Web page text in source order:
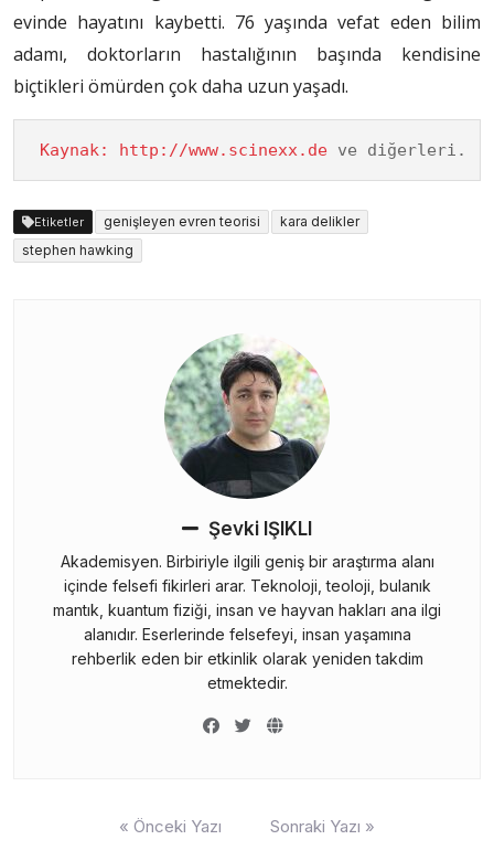
evinde hayatını kaybetti. 76 yaşında vefat eden bilim
adamı, doktorların hastalığının başında kendisine
biçtikleri ömürden çok daha uzun yaşadı.
Kaynak: http://www.scinexx.de ve diğerleri.
Etiketler genişleyen evren teorisi
kara delikler
stephen hawking
Şevki IŞIKLI
Akademisyen. Birbiriyle ilgili geniş bir araştırma alanı
içinde felsefi fikirleri arar. Teknoloji, teoloji, bulanık
mantık, kuantum fiziği, insan ve hayvan hakları ana ilgi
alanıdır. Eserlerinde felsefeyi, insan yaşamına
rehberlik eden bir etkinlik olarak yeniden takdim
etmektedir.
« Önceki Yazı Sonraki Yazı »